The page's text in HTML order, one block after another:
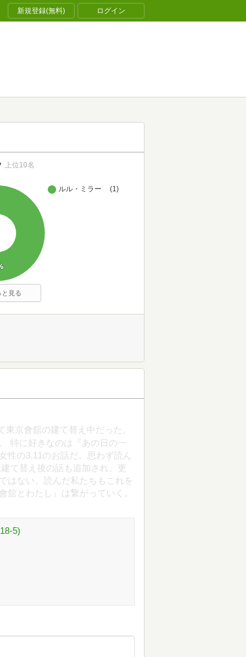
新規登録(無料) ログイン
ルル・ミラー (1)
上位10名
と見る
京會舘の建て替え中だった。
特に好きなのは『あの日の一
性の3.11のお話だ。思わず読ん
て替え後の話も追加され、更
はない、読んだ私たちもこれを
舘とわたし』は繋がっていく。
5)